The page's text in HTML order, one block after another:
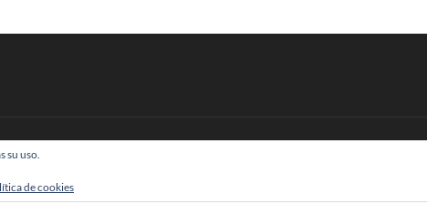
los derechos reservados
su uso.
de cookies